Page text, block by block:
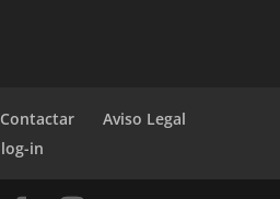
Contactar
Aviso Legal
log-in